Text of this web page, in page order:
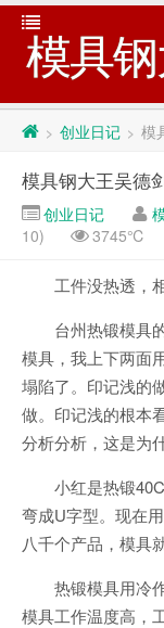
模具
> 创业日记 > 模
模具钢大王吴德
创业日记
10)
3745℃
工件没热透，
台州热锻模具
模具，我上下两面
塌陷了。印记浅的
做。印记浅的根本
分析分析，这是为
小红是热锻
弯成U字型。现在
八千个产品，模具
热锻模具用冷
模具工作温度高，